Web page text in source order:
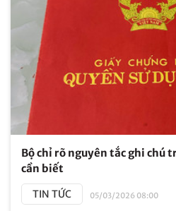
Bộ chỉ rõ nguyên tắc ghi chú
cần biết
TIN TỨC 05/03/2026 08:00